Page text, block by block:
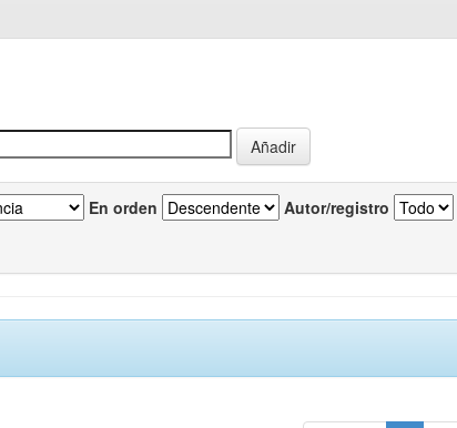
En orden Autor/registro